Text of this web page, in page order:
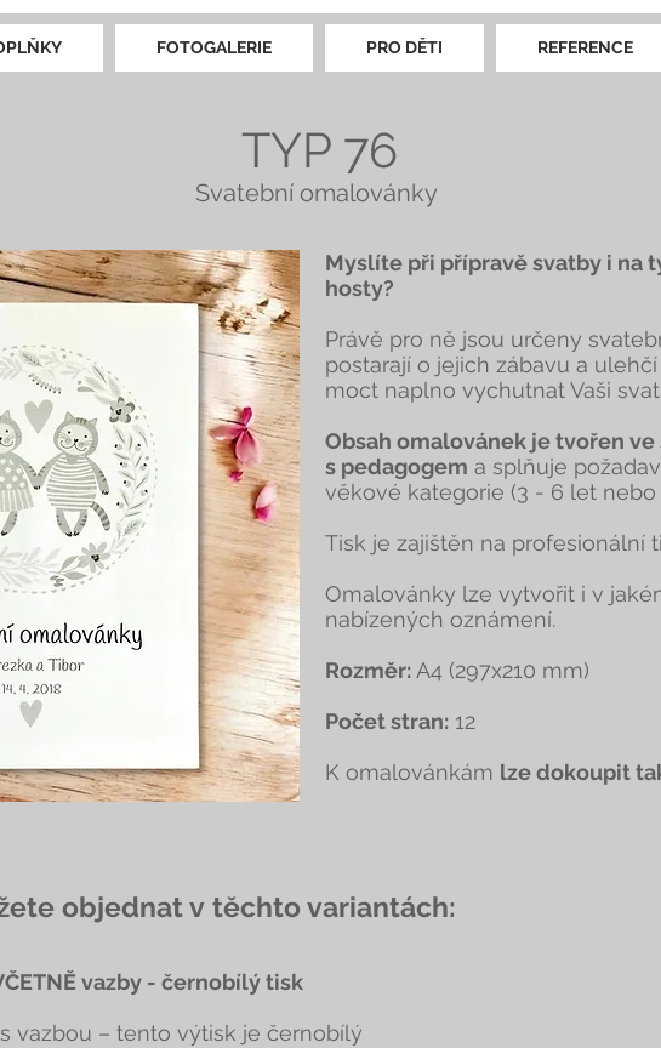
FOTOGALERIE PRO DĚTI REFERENCE
Svatební omalovánky
TYP 76
Myslíte při přípravě svatby i na
hosty?
Právě pro ně jsou určeny
postarají o jejich zábavu a
moct naplno vychutnat Vaši
Obsah omalovánek je tvořen
s pedagogem a splňuje
věkové kategorie (3 - 6 let nebo
Tisk je zajištěn na profesionální
Omalovánky lze vytvořit i v
nabízených oznámení.
Rozměr: A4 (297x210 mm)
Počet stran: 12
K omalovánkám lze dokoupit
objednat v těchto variantách:
vazby - černobílý tisk
vazbou – tento výtisk je černobílý